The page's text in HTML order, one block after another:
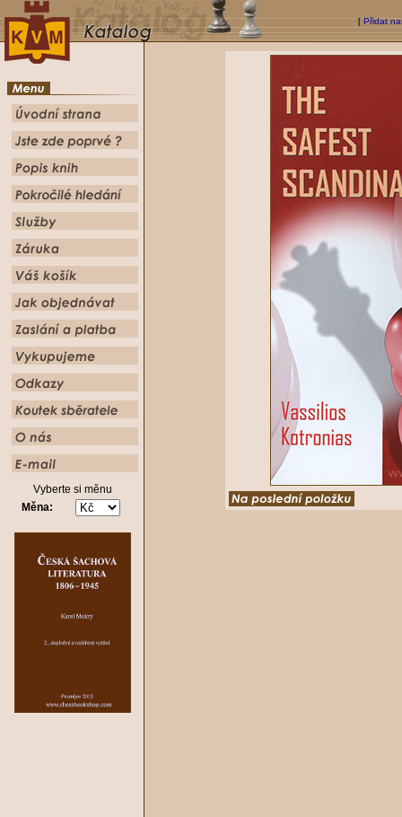
[ Přidat
Vyberte si měnu
Měna: